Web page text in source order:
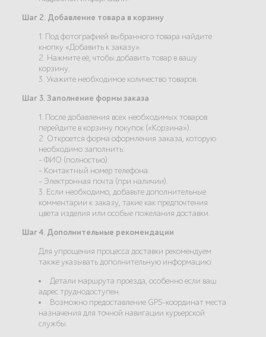
Шаг 2. Добавление товара в корзину
1. Под фотографией выбранного товара найдите
кнопку «Добавить к заказу».
2. Нажмите её, чтобы добавить товар в вашу
корзину.
3. Укажите необходимое количество товаров.
Шаг 3. Заполнение формы заказа
1. После добавления всех необходимых товаров
перейдите в корзину покупок («Корзина»).
2. Откроется форма оформления заказа, которую
необходимо заполнить:
- ФИО (полностью).
- Контактный номер телефона.
- Электронная почта (при наличии).
3. Если необходимо, добавьте дополнительные
комментарии к заказу, такие как предпочтения
цвета изделия или особые пожелания доставки.
Шаг 4. Дополнительные рекомендации
Для упрощения процесса доставки рекомендуем
также указывать дополнительную информацию:
Детали маршрута проезда, особенно если ваш
адрес труднодоступен.
Возможно предоставление GPS-координат места
назначения для точной навигации курьерской
службы.